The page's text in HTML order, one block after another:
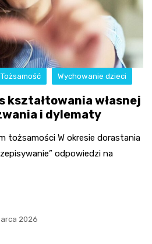
Tożsamość Wychowanie dzieci
kształtowania własnej
i dylematy
tożsamości W okresie dorastania
odpowiedzi na
2026